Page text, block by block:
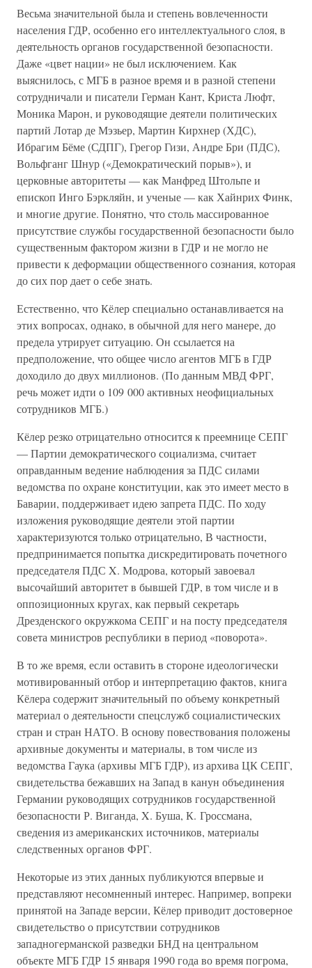
Весьма значительной была и степень вовлеченности
населения ГДР, особенно его интеллектуального слоя, в
деятельность органов государственной безопасности.
Даже «цвет нации» не был исключением. Как
выяснилось, с МГБ в разное время и в разной степени
сотрудничали и писатели Герман Кант, Криста Люфт,
Моника Марон, и руководящие деятели политических
партий Лотар де Мэзьер, Мартин Кирхнер (ХДС),
Ибрагим Бёме (СДПГ), Грегор Гизи, Андре Бри (ПДС),
Вольфганг Шнур («Демократический порыв»), и
церковные авторитеты — как Манфред Штольпе и
епископ Инго Бэркляйн, и ученые — как Хайнрих Финк,
и многие другие. Понятно, что столь массированное
присутствие службы государственной безопасности было
существенным фактором жизни в ГДР и не могло не
привести к деформации общественного сознания, которая
до сих пор дает о себе знать.
Естественно, что Кёлер специально останавливается на
этих вопросах, однако, в обычной для него манере, до
предела утрирует ситуацию. Он ссылается на
предположение, что общее число агентов МГБ в ГДР
доходило до двух миллионов. (По данным МВД ФРГ,
речь может идти о 109 000 активных неофициальных
сотрудников МГБ.)
Кёлер резко отрицательно относится к преемнице СЕПГ
— Партии демократического социализма, считает
оправданным ведение наблюдения за ПДС силами
ведомства по охране конституции, как это имеет место в
Баварии, поддерживает идею запрета ПДС. По ходу
изложения руководящие деятели этой партии
характеризуются только отрицательно, В частности,
предпринимается попытка дискредитировать почетного
председателя ПДС X. Модрова, который завоевал
высочайший авторитет в бывшей ГДР, в том числе и в
оппозиционных кругах, как первый секретарь
Дрезденского окружкома СЕПГ и на посту председателя
совета министров республики в период «поворота».
В то же время, если оставить в стороне идеологически
мотивированный отбор и интерпретацию фактов, книга
Кёлера содержит значительный по объему конкретный
материал о деятельности спецслужб социалистических
стран и стран НАТО. В основу повествования положены
архивные документы и материалы, в том числе из
ведомства Гаука (архивы МГБ ГДР), из архива ЦК СЕПГ,
свидетельства бежавших на Запад в канун объединения
Германии руководящих сотрудников государственной
безопасности Р. Виганда, X. Буша, К. Гроссмана,
сведения из американских источников, материалы
следственных органов ФРГ.
Некоторые из этих данных публикуются впервые и
представляют несомненный интерес. Например, вопреки
принятой на Западе версии, Кёлер приводит достоверное
свидетельство о присутствии сотрудников
западногерманской разведки БНД на центральном
объекте МГБ ГДР 15 января 1990 года во время погрома,